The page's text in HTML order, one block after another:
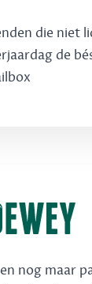
die niet
de
nog maar